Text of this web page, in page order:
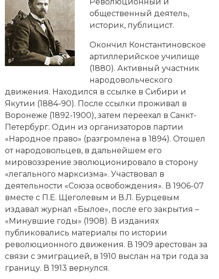
Генеалогия, геральдика
Государство и право
Европа
Империи
Историческая география и топонимика
История материальной и духовной культуры
История международных отношений
История, философия, теория и методология
исторического знания
Итория международных отношений
Латинская Америка
Новая история
Новейшая история
Нумизматика
общественный деятель,
историк, публицист.
Окончил Константиновское
артиллерийское училище
(1880). Активный участник
народовольческого
движения. Находился в ссылке в Сибири и
Якутии (1884-90). После ссылки проживал в
Воронеже (1892-1900), затем переехал в Санкт-
Петербург. Один из организаторов партии
«Народное право» (разгромлена в 1894). Отошел
от народовольцев, в дальнейшем его
мировоззрение эволюционировало в сторону
«легального марксизма». Участвовал в
деятельности «Союза освобождения». В 1906-07
вместе с П.Е. Щеголевым и В.Л. Бурцевым
издавал журнал «Былое», после его закрытия –
«Минувшие годы» (1908). В изданиях
публиковались материалы по истории
революционного движения. В 1909 арестован за
связи с эмиграцией, в 1910 выслан на три года за
границу. В 1913 вернулся.